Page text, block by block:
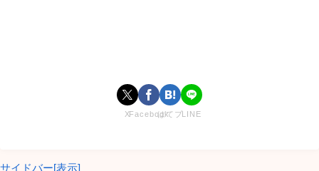
XFacebookはてブLINE
サイドバー[表示]